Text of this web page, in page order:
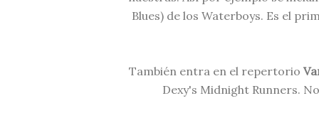
Blues) de los Waterboys. Es el
También entra en el repertorio
Dexy's Midnight Runners.